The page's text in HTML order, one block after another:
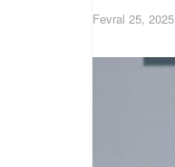
Fevral 25, 2025